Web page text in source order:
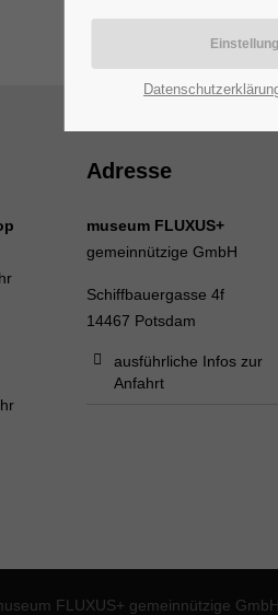
Adresse
museum FLUXUS+
gemeinnützige GmbH
Schiffbauergasse 4f
14467 Potsdam
ausführliche Infos zur
Anfahrt
FLUXUS+ gemeinnützige